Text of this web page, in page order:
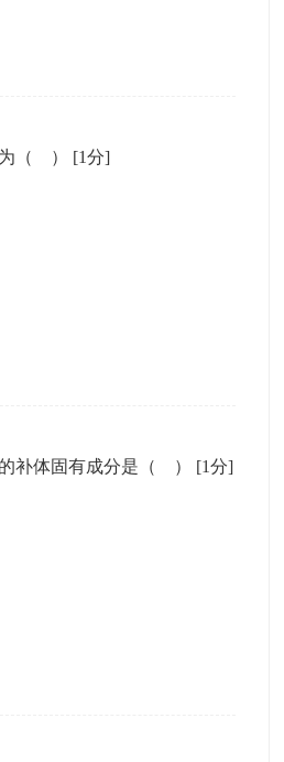
（ ） [1分]
补体固有成分是（ ） [1分]